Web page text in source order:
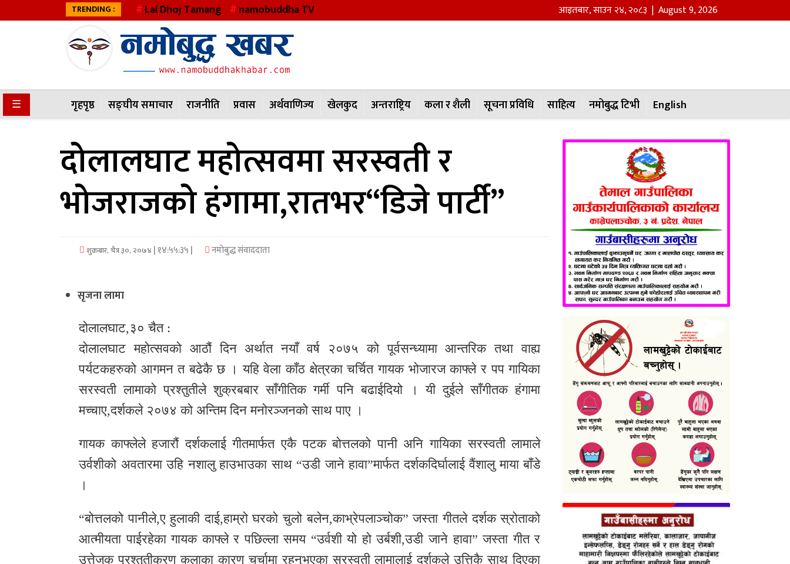
TRENDING : Lal Dhoj Tamang namobuddha TV आइतबार,साउन२४,२०८३ | August 9, 2026
समाचार
राजनीति
☰ गृहपृष्ठ सङ्घीय समाचार राजनीति प्रवास अर्थवाणिज्य खेलकुद अन्तराष्ट्रिय कला र शैली सूचना प्रविधि साहित्य नमोबुद्ध टिभी English
दोलालघाट महोत्सवमा सरस्वती र
भोजराजको हंगामा,रातभर“डिजे पार्टी”
शुक्रबार, चैत्र ३०, २०७४ | १४:५५:३५ | नमोबुद्ध संवाददाता
सृजना लामा
दोलालघाट,३० चैत :
दोलालघाट महोत्सवको आठौं दिन अर्थात नयाँ वर्ष २०७५ को पूर्वसन्ध्यामा आन्तरिक तथा वाह्य
पर्यटकहरुको आगमन त बढेकै छ । यहि वेला काँठ क्षेत्रका चर्चित गायक भोजारज काफ्ले र पप गायिका
सरस्वती लामाको प्रश्तुतीले शुक्रबबार साँगीतिक गर्मी पनि बढाईदियो । यी दुईले साँगीतक हंगामा
मच्चाए,दर्शकले २०७४ को अन्तिम दिन मनोरञ्जनको साथ पाए ।
गायक काफ्लेले हजारौं दर्शकलाई गीतमार्फत एकै पटक बोत्तलको पानी अनि गायिका सरस्वती लामाले
उर्वशीको अवतारमा उहि नशालु हाउभाउका साथ “उडी जाने हावा”मार्फत दर्शकदिर्घालाई वैंशालु माया बाँडे
।
“बोत्तलको पानीले,ए हुलाकी दाई,हाम्रो घरको चुलो बलेन,काभ्रेपलाञ्चोक” जस्ता गीतले दर्शक स्रोताको
आत्मीयता पाईरहेका गायक काफ्ले र पछिल्ला समय “उर्वशी यो हो उर्बशी,उडी जाने हावा” जस्ता गीत र
उत्तेजक प्रश्तुतीकरण कलाका कारण चर्चामा रहनुभएका सरस्वती लामालाई दर्शकले उत्तिकै साथ दिएका